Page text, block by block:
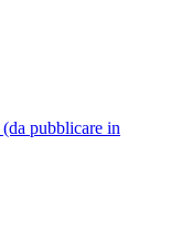
pubblicare in